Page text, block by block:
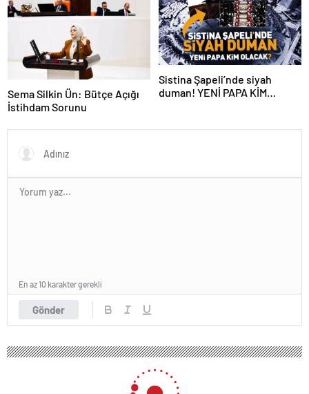
Sema Silkin Ün: Bütçe Açığı
İstihdam Sorunu
Sistina Şapeli’nde siyah
duman! YENİ PAPA KİM
Gönder
En az 10 karakter gerekli